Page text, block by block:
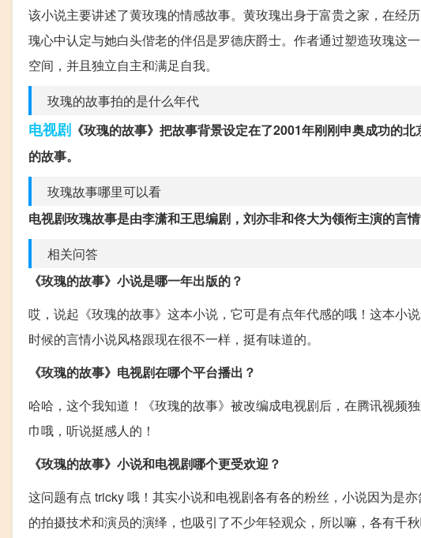
该小说主要讲述了黄玫瑰的情感故事。黄玫瑰出身于富贵之家，在经
瑰心中认定与她白头偕老的伴侣是罗德庆爵士。作者通过塑造玫瑰这
空间，并且独立自主和满足自我。
玫瑰的故事拍的是什么年代
电视剧 《玫瑰的故事》把故事背景设定在了2001年刚刚申奥成功的
的故事。
玫瑰故事哪里可以看
电视剧玫瑰故事是由李潇和王思编剧，刘亦非和佟大为领衔主演的言
相关问答
《玫瑰的故事》小说是哪一年出版的？
哎，说起《玫瑰的故事》这本小说，它可是有点年代感的哦！这本小
时候的言情小说风格跟现在很不一样，挺有味道的。
《玫瑰的故事》电视剧在哪个平台播出？
哈哈，这个我知道！《玫瑰的故事》被改编成电视剧后，在腾讯视频
巾哦，听说挺感人的！
《玫瑰的故事》小说和电视剧哪个更受欢迎？
这问题有点 tricky 哦！其实小说和电视剧各有各的粉丝，小说因为是
的拍摄技术和演员的演绎，也吸引了不少年轻观众，所以嘛，各有千秋